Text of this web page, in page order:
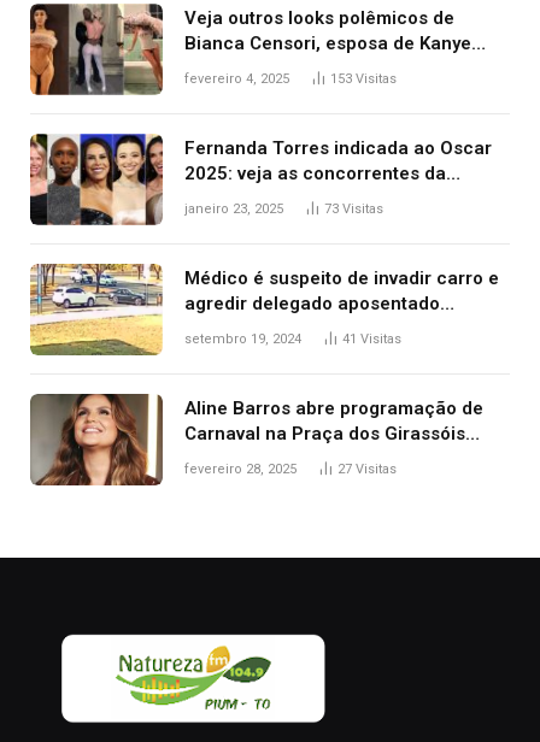
Veja outros looks polêmicos de
Bianca Censori, esposa de Kanye
West que apareceu nua no Grammy
fevereiro 4, 2025 153 Visitas
Fernanda Torres indicada ao Oscar
2025: veja as concorrentes da
brasileira a melhor atriz
janeiro 23, 2025 73 Visitas
Médico é suspeito de invadir carro e
agredir delegado aposentado
durante confusão no trânsito
setembro 19, 2024 41 Visitas
Aline Barros abre programação de
Carnaval na Praça dos Girassóis
nesta sexta-feira, em Palmas
fevereiro 28, 2025 27 Visitas